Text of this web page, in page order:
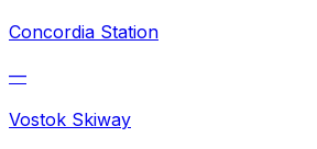
Concordia Station
—
Vostok Skiway